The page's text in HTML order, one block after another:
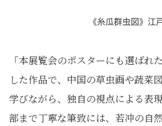
《糸瓜群虫図》江
「本展覧会のポスターにも選ばれ
した作品で、中国の草虫画や蔬菜
学びながら、独自の視点による表
部まで丁寧な筆致には、若冲の自